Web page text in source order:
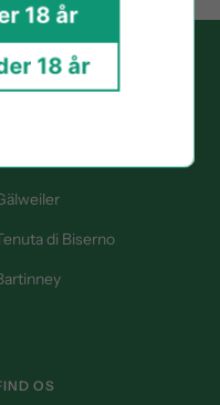
di Biserno
OS
18 år
18 år